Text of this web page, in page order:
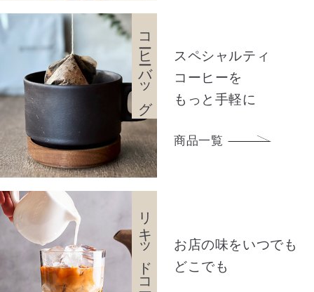
コーヒーバッグ
スペシャルティ
コーヒーを
もっと手軽に
商品一覧
リキッドコーヒー
お店の味をいつでも
どこでも